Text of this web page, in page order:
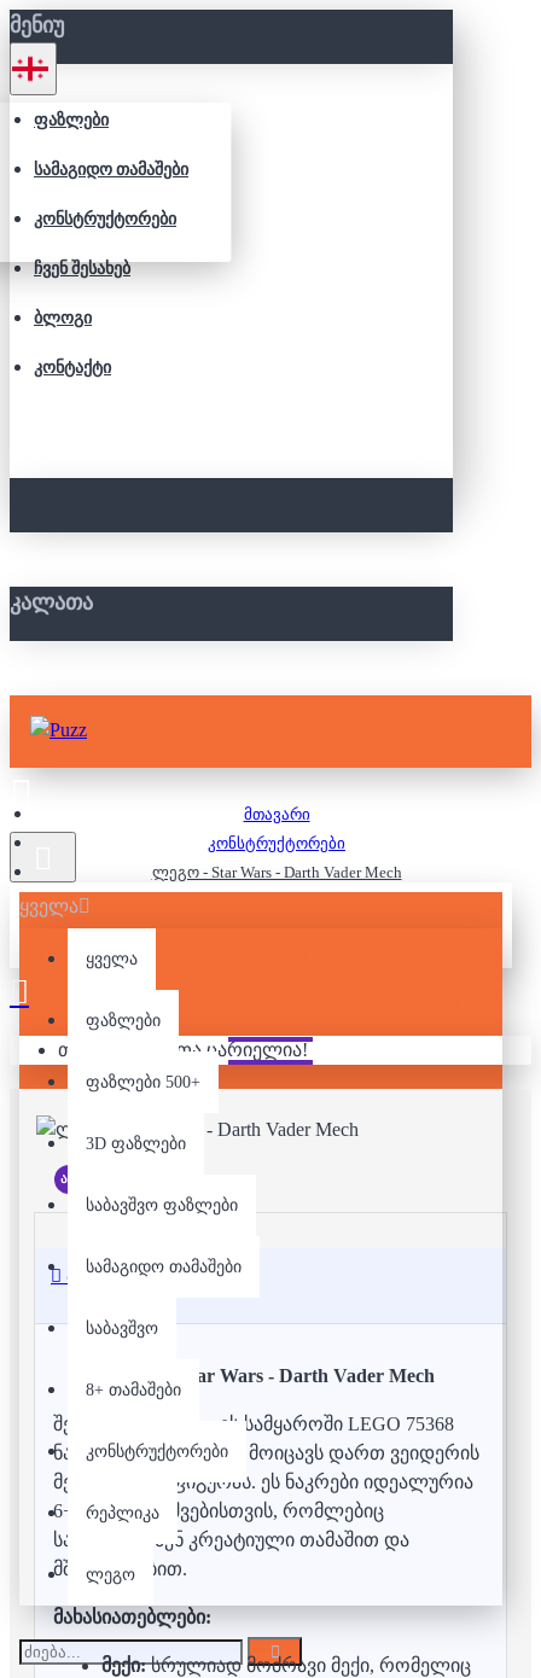
ᲛᲔᲜᲘᲣ
ᲤᲐᲖᲚᲔᲑᲘ
ᲡᲐᲛᲐᲒᲘᲓᲝ ᲗᲐᲛᲐᲨᲔᲑᲘ
ᲙᲝᲜᲡᲢᲠᲣᲥᲢᲝᲠᲔᲑᲘ
ᲩᲕᲔᲜ ᲨᲔᲡᲐᲮᲔᲑ
ᲑᲚᲝᲒᲘ
ᲙᲝᲜᲢᲐᲥᲢᲘ
ᲙᲐᲚᲐᲗᲐ
ყველა
ყველა
ფაზლები
ფაზლები 500+
3D ფაზლები
საბავშვო ფაზლები
სამაგიდო თამაშები
საბავშვო
8+ თამაშები
კონსტრუქტორები
რეპლიკა
ლეგო
თქვენი კალათა ცარიელია!
მთავარი
კონსტრუქტორები
ლეგო - Star Wars - Darth Vader Mech
ᲚᲔᲒᲝ - STAR WARS -
DARTH VADER MECH
არ არის მარაგში
აღწერა
ლეგო - Star Wars - Darth Vader Mech
შეაბიჯეთ Star Wars-ის სამყაროში LEGO 75368
ნაკრებით, რომელიც მოიცავს დართ ვეიდერის
მექს და მინი ფიგურას. ეს ნაკრები იდეალურია
6+ ასაკის ბავშვებისთვის, რომლებიც
სარგებლობენ კრეატიული თამაშით და
მშენებლობით.
მახასიათებლები:
მექი: სრულიად მოძრავი მექი, რომელიც